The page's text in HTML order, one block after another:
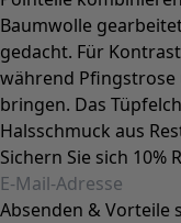
Baumwolle
gedacht. Für
während Pfingstrose
bringen. Das
Halsschmuck aus
Sichern Sie sich 10%